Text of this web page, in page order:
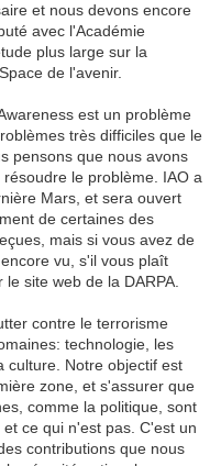
et nous devons encore
avec l'Académie
plus large sur la
de l'avenir.
est un problème
très difficiles que le
pensons que nous avons
le problème. IAO a
Mars, et sera ouvert
de certaines des
mais si vous avez de
vu, s'il vous plaît
site web de la DARPA.
contre le terrorisme
technologie, les
culture. Notre objectif est
zone, et s'assurer que
comme la politique, sont
ce qui n'est pas. C'est un
contributions que nous